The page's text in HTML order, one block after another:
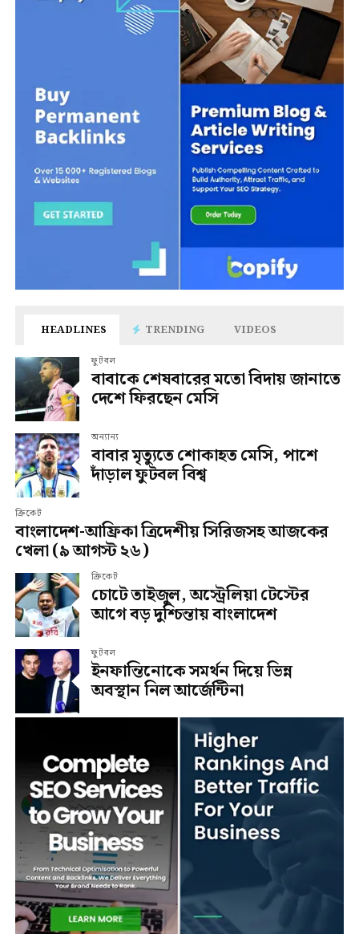
HEADLINES TRENDING VIDEOS
ফুটবল
বাবাকে শেষবারের মতো বিদায় জানাতে
দেশে ফিরছেন মেসি
অন্যান্য
বাবার মৃত্যুতে শোকাহত মেসি, পাশে
দাঁড়াল ফুটবল বিশ্ব
ক্রিকেট
বাংলাদেশ-আফ্রিকা ত্রিদেশীয় সিরিজসহ আজকের
খেলা (৯ আগস্ট ২৬)
ক্রিকেট
চোটে তাইজুল, অস্ট্রেলিয়া টেস্টের
আগে বড় দুশ্চিন্তায় বাংলাদেশ
ফুটবল
ইনফান্তিনোকে সমর্থন দিয়ে ভিন্ন
অবস্থান নিল আর্জেন্টিনা